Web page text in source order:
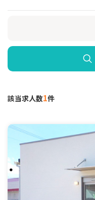
該当求人数1件